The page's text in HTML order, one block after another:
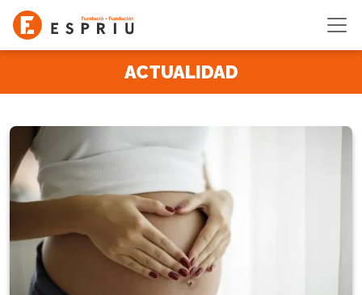
Pasar al contenido principal
ACTUALIDAD